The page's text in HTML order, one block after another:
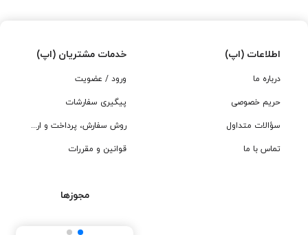
اطلاعات (اپ)
درباره ما
حریم خصوصی
سؤالات متداول
تماس با ما
خدمات مشتریان (اپ)
ورود / عضویت
پیگیری سفارشات
روش سفارش، پرداخت و ارسال
قوانین و مقررات
مجوزها